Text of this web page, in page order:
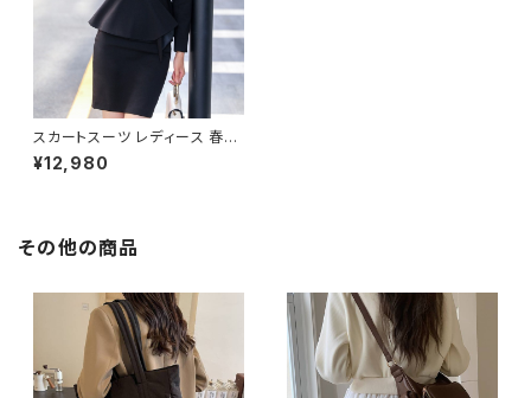
スカートスーツ レディース 春夏
秋冬 春 夏 秋 冬 黒 紺 スーツ
上下セット 2点セット ジャケット
ート ペプラム フリル ペプラムジ
ャケット レディーススーツ 大き
カート ミニスカート スーツスカ
ート オフィス OL オフィスカジュ
アル ビジネス 結婚式 パーティ
ー お呼ばれ ネイビー パープル
ブラック 10代 20代 30代 40代
C-WAW1037
¥12,980
その他の商品